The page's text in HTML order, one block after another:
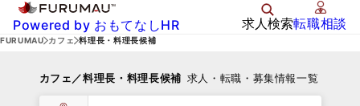
Powered by おもてなしHR 求人検索転職相談
FURUMAU カフェ 料理長・料理長候補
カフェ／料理長・料理長候補 求人・転職・募集情報一覧